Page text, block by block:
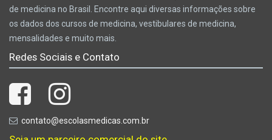
de medicina no Brasil. Encontre aqui diversas informações sobre
os dados dos cursos de medicina, vestibulares de medicina,
mensalidades e muito mais.
Redes Sociais e Contato
contato@escolasmedicas.com.br